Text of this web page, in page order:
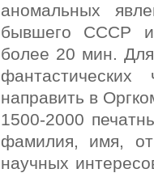
аномальных
бывшего СССР и
более 20 мин.
направить в
1500-2000
фамилия, имя,
научных